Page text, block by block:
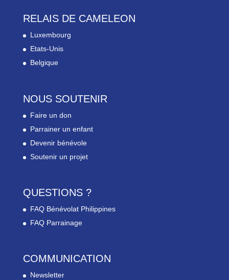
RELAIS DE CAMELEON
Luxembourg
Etats-Unis
Belgique
NOUS SOUTENIR
Faire un don
Parrainer un enfant
Devenir bénévole
Soutenir un projet
QUESTIONS ?
FAQ Bénévolat Philippines
FAQ Parrainage
COMMUNICATION
Newsletter